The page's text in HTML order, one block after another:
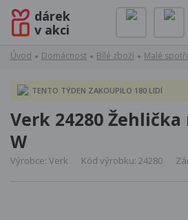
dárek
v akci
Úvod Domácnost Bílé zboží Malé
TENTO TÝDEN ZAKOUPILO 180 LIDÍ
Verk 24280 Žehlička
W
Výrobce: Verk Kód výrobku: 24280